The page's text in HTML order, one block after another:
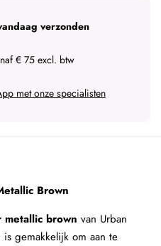
verzonden
€ 75 excl. btw
met onze specialisten
Brown
brown van Urban
gemakkelijk om aan te